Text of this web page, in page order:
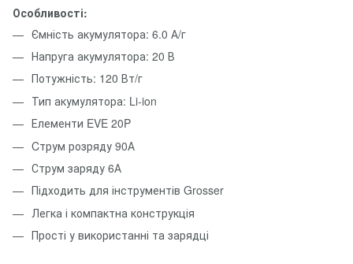
Особливості:
Ємність акумулятора: 6.0 А/г
Напруга акумулятора: 20 В
Потужність: 120 Вт/г
Тип акумулятора: Li-ion
Елементи EVE 20P
Cтрум розряду 90А
Струм заряду 6А
Підходить для інструментів Grosser
Легка і компактна конструкція
Прості у використанні та зарядці